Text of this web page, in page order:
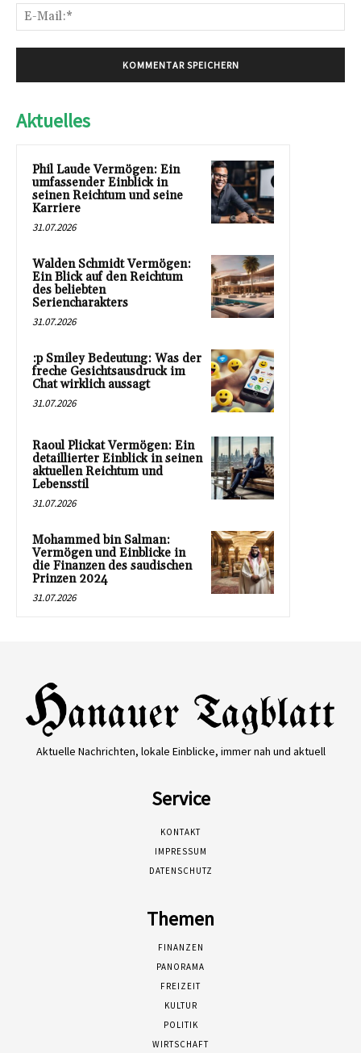
Aktuelles
Phil Laude Vermögen: Ein
umfassender Einblick in
seinen Reichtum und seine
Karriere
31.07.2026
Walden Schmidt Vermögen:
Ein Blick auf den Reichtum
des beliebten
Seriencharakters
31.07.2026
:p Smiley Bedeutung: Was der
freche Gesichtsausdruck im
Chat wirklich aussagt
31.07.2026
Raoul Plickat Vermögen: Ein
detaillierter Einblick in seinen
aktuellen Reichtum und
Lebensstil
31.07.2026
Mohammed bin Salman:
Vermögen und Einblicke in
die Finanzen des saudischen
Prinzen 2024
31.07.2026
Aktuelle Nachrichten, lokale Einblicke, immer nah und aktuell
Service
KONTAKT
IMPRESSUM
DATENSCHUTZ
Themen
FINANZEN
PANORAMA
FREIZEIT
KULTUR
POLITIK
WIRTSCHAFT